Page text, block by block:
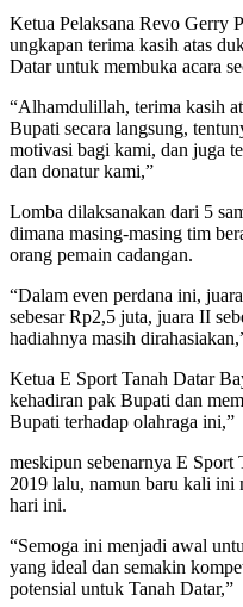
Ketua Pelaksana Revo Gerry
ungkapan terima kasih atas
Datar untuk membuka acara
“Alhamdulillah, terima kasih
Bupati secara langsung,
motivasi bagi kami, dan juga
dan donatur kami,”
Lomba dilaksanakan dari 5
dimana masing-masing tim
orang pemain cadangan.
“Dalam even perdana ini,
sebesar Rp2,5 juta, juara II
hadiahnya masih
Ketua E Sport Tanah Datar
kehadiran pak Bupati dan
Bupati terhadap olahraga ini,”
meskipun sebenarnya E Sport
2019 lalu, namun baru kali ini
hari ini.
“Semoga ini menjadi awal
yang ideal dan semakin
potensial untuk Tanah Datar,”